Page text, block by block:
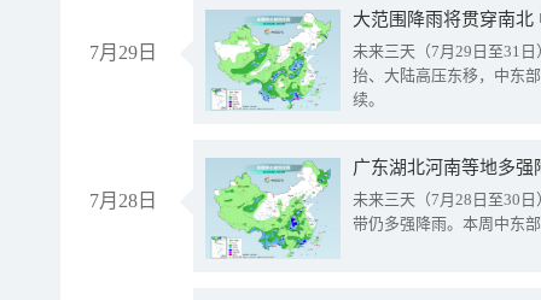
7月29日
大范围降雨将贯穿南
未来三天（7月29日至31
抬、大陆高压东移，中东
续。
7月28日
广东湖北河南等地多
未来三天（7月28日至30
带仍多强降雨。本周中东